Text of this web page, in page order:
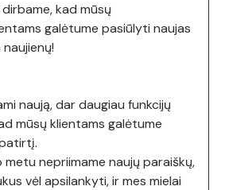
kad mūsų
galėtume pasiūlyti naujas
naują, dar daugiau funkcijų
mūsų klientams galėtume
metu nepriimame naujų paraiškų,
vėl apsilankyti, ir mes mielai